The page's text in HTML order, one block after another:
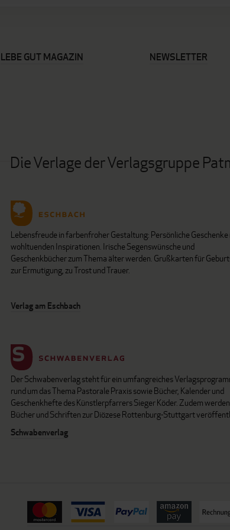
LEBE GUT MAGAZIN NEWSLETTER
Die Verlage der Verlagsgruppe
Lebensfreude in farbenfroher Gestaltung: Persönliche
wohltuenden Inspirationen. Irische Segenswünsche und
Geschenkbücher zum Thema älter werden. Grußkarten für
zur Ermutigung, zu Trost und Trauer.
Verlag am Eschbach
Der Schwabenverlag steht für ein umfangreiches
rund um das Thema Pastorale Praxis sowie Bücher, Kalender und
Geschenkhefte des Künstlerpfarrers Sieger Köder. Zudem werden
Bücher und Schriften zur Diözese Rottenburg-Stuttgart
Schwabenverlag